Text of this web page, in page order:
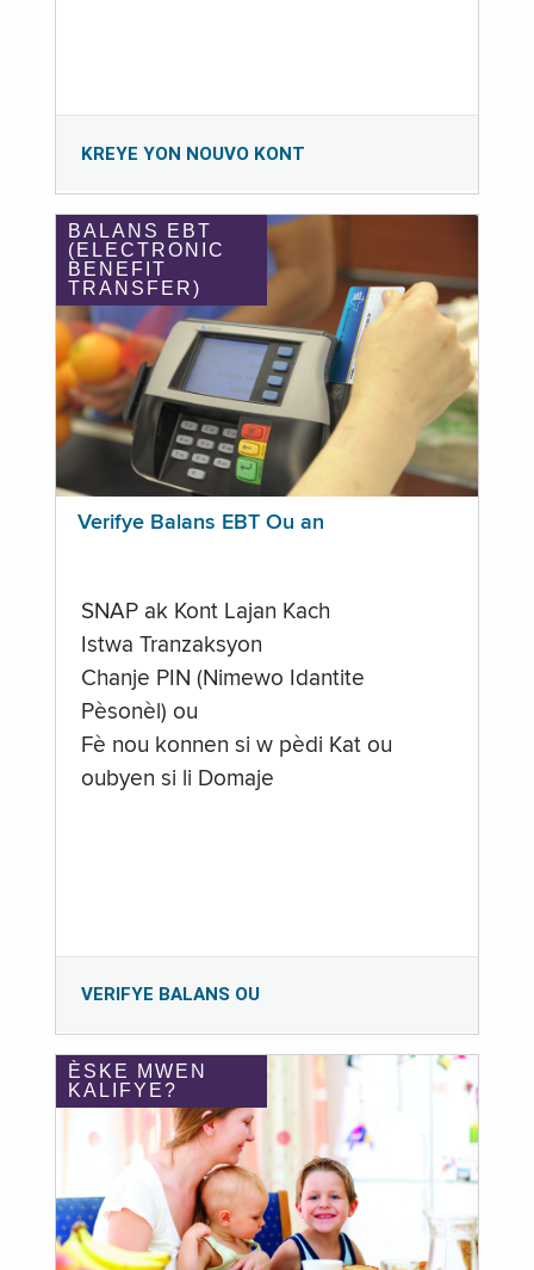
KREYE YON NOUVO KONT
BALANS EBT
(ELECTRONIC
BENEFIT
TRANSFER)
Verifye Balans EBT Ou an
SNAP ak Kont Lajan Kach
Istwa Tranzaksyon
Chanje PIN (Nimewo Idantite
Pèsonèl) ou
Fè nou konnen si w pèdi Kat ou
oubyen si li Domaje
VERIFYE BALANS OU
ÈSKE MWEN
KALIFYE?